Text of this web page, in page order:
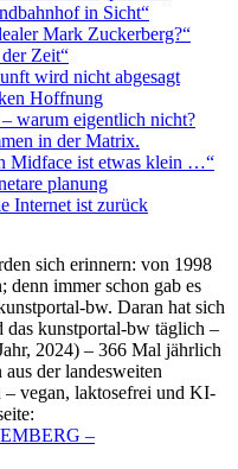
in Sicht“
Mark Zuckerberg?“
Zeit“
wird nicht abgesagt
Hoffnung
warum eigentlich nicht?
in der Matrix.
Midface ist etwas klein …“
planung
Internet ist zurück
sich erinnern: von 1998
denn immer schon gab es
bw. Daran hat sich
das kunstportal-bw täglich –
2024) – 366 Mal jährlich
der landesweiten
– vegan, laktosefrei und KI-
–